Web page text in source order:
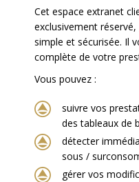
Cet espace extranet
exclusivement
simple et sécurisée. Il
complète de votre
Vous pouvez :
suivre vos
des tableaux de
détecter
sous /
gérer vos